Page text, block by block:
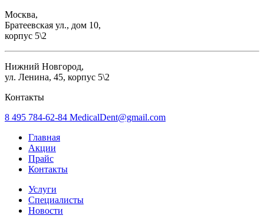
Москва,
Братеевская ул., дом 10,
корпус 5\2
Нижний Новгород,
ул. Ленина, 45, корпус 5\2
Контакты
8 495 784-62-84 MedicalDent@gmail.com
Главная
Акции
Прайс
Контакты
Услуги
Специалисты
Новости